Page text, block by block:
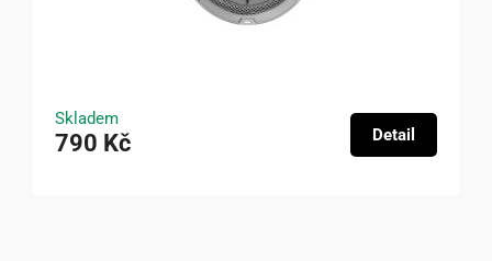
Skladem
790 Kč Detail